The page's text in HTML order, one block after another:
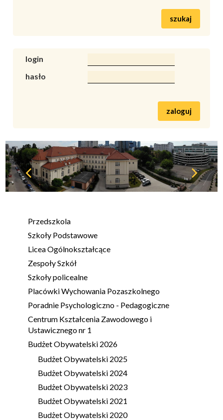
szukaj
login
hasło
zaloguj
Przedszkola
Szkoły Podstawowe
Licea Ogólnokształcące
Zespoły Szkół
Szkoły policealne
Placówki Wychowania Pozaszkolnego
Poradnie Psychologiczno - Pedagogiczne
Centrum Kształcenia Zawodowego i
Ustawicznego nr 1
Budżet Obywatelski 2026
Budżet Obywatelski 2025
Budżet Obywatelski 2024
Budżet Obywatelski 2023
Budżet Obywatelski 2021
Budżet Obywatelski 2020